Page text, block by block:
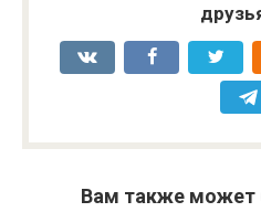
Вам также может